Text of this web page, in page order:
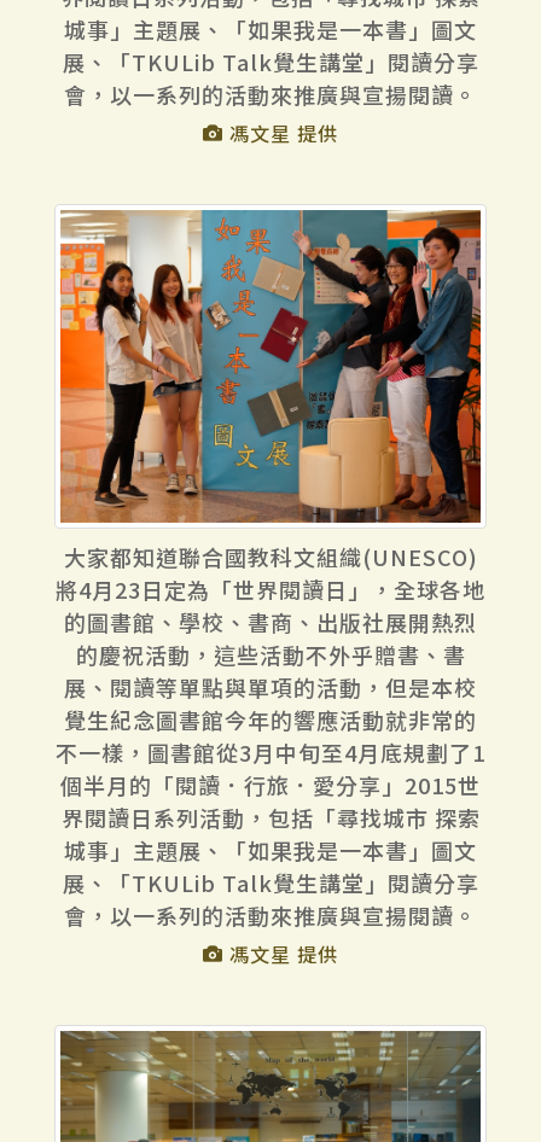
城事」主題展、「如果我是一本書」圖文
展、「TKULib Talk覺生講堂」閱讀分享
會，以一系列的活動來推廣與宣揚閱讀。
馮文星 提供
大家都知道聯合國教科文組織(UNESCO)
將4月23日定為「世界閱讀日」，全球各地
的圖書館、學校、書商、出版社展開熱烈
的慶祝活動，這些活動不外乎贈書、書
展、閱讀等單點與單項的活動，但是本校
覺生紀念圖書館今年的響應活動就非常的
不一樣，圖書館從3月中旬至4月底規劃了1
個半月的「閱讀．行旅．愛分享」2015世
界閱讀日系列活動，包括「尋找城市 探索
城事」主題展、「如果我是一本書」圖文
展、「TKULib Talk覺生講堂」閱讀分享
會，以一系列的活動來推廣與宣揚閱讀。
馮文星 提供